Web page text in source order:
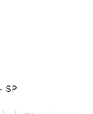
SP